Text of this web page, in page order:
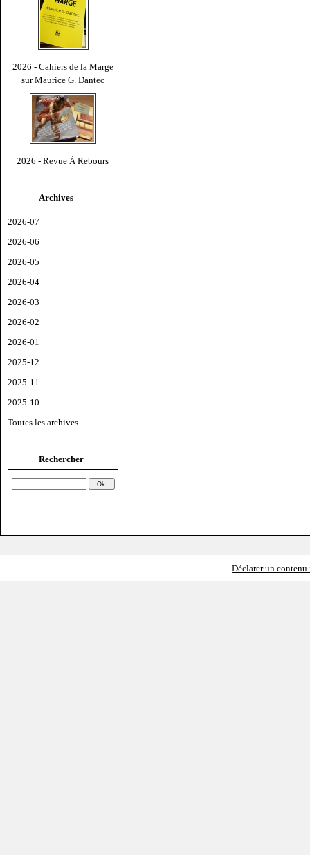
2026 - Cahiers de la Marge
sur Maurice G. Dantec
2026 - Revue À Rebours
Archives
2026-07
2026-06
2026-05
2026-04
2026-03
2026-02
2026-01
2025-12
2025-11
2025-10
Toutes les archives
Rechercher
Déclarer un